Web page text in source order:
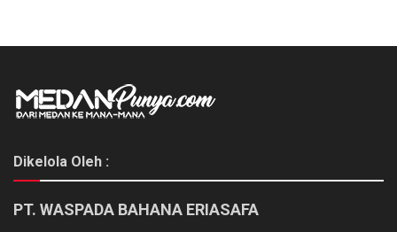
Dikelola Oleh :
PT. WASPADA BAHANA ERIASAFA